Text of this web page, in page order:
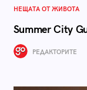
НЕЩАТА ОТ ЖИВОТА
Summer City
РЕДАКТОРИТЕ